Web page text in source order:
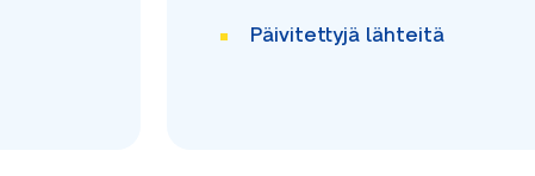
Päivitettyjä lähteitä